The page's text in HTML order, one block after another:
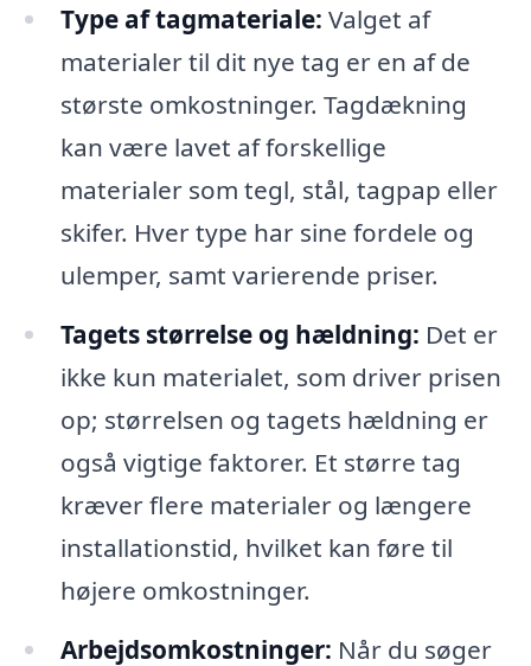
Type af tagmateriale: Valget af
materialer til dit nye tag er en af de
største omkostninger. Tagdækning
kan være lavet af forskellige
materialer som tegl, stål, tagpap eller
skifer. Hver type har sine fordele og
ulemper, samt varierende priser.
Tagets størrelse og hældning: Det er
ikke kun materialet, som driver prisen
op; størrelsen og tagets hældning er
også vigtige faktorer. Et større tag
kræver flere materialer og længere
installationstid, hvilket kan føre til
højere omkostninger.
Arbejdsomkostninger: Når du søger